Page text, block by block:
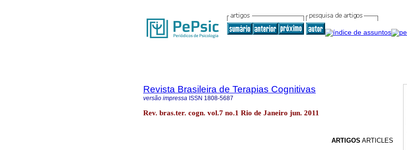
Revista Brasileira de Terapias Cognitivas
versão impressa ISSN 1808-5687
Rev. bras.ter. cogn. vol.7 no.1 Rio de Janeiro jun. 2011
ARTIGOS ARTICLES